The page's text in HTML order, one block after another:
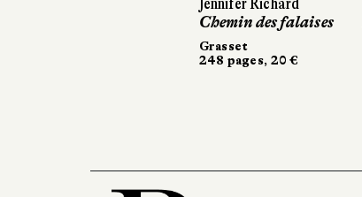
Chemin des falaises
Grasset
248 pages, 20 €